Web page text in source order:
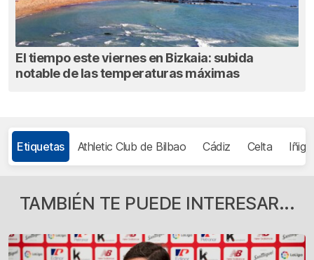
El tiempo este viernes en Bizkaia: subida
notable de las temperaturas máximas
Etiquetas Athletic Club de Bilbao Cádiz Celta
TAMBIÉN TE PUEDE INTERESAR...